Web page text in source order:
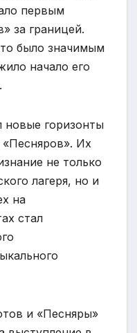
первым
за границей.
было значимым
начало его
новые горизонты
Их
не только
лагеря, но и
на
стал
и «Песняры»